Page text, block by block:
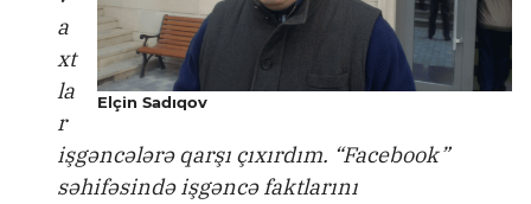
Elçin Sadıqov
a
xt
la
r
işgəncələrə qarşı çıxırdım. “Facebook”
səhifəsində işgəncə faktlarını